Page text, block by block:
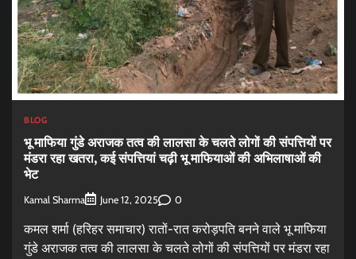
BLOG
भू माफिया गुंडे अराजक तत्व की लालसा के चलते लोगों की संपत्तियों पर
मंडरा रहा खतरा, कई संपत्तियां चढ़ी भू माफियाओं की अभिलाषाओं की
भेट
Kamal Sharma June 12, 2025 0
कमल शर्मा (हरिहर समाचार) रातों-रात करोड़पति बनने वाले भू माफिया
गुंडे अराजक तत्व की लालसा के चलते लोगों की संपत्तियों पर मंडरा रहा